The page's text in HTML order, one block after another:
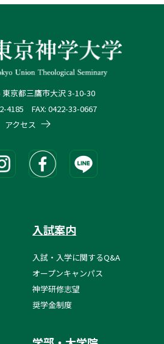
東京都三鷹市大沢 3-10-30
4185 FAX: 0422-33-0667
アクセス
入試案内
入試・入学に関するQ&A
オープンキャンパス
神学研修志望
奨学金制度